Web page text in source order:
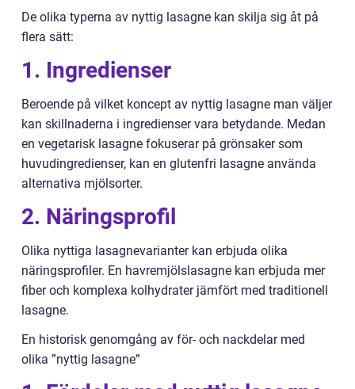
De olika typerna av nyttig lasagne kan skilja sig åt på
flera sätt:
1. Ingredienser
Beroende på vilket koncept av nyttig lasagne man väljer
kan skillnaderna i ingredienser vara betydande. Medan
en vegetarisk lasagne fokuserar på grönsaker som
huvudingredienser, kan en glutenfri lasagne använda
alternativa mjölsorter.
2. Näringsprofil
Olika nyttiga lasagnevarianter kan erbjuda olika
näringsprofiler. En havremjölslasagne kan erbjuda mer
fiber och komplexa kolhydrater jämfört med traditionell
lasagne.
En historisk genomgång av för- och nackdelar med
olika ”nyttig lasagne”